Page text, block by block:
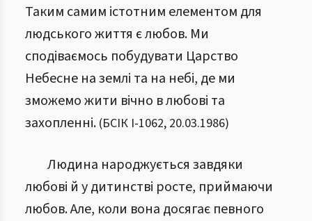
Таким самим істотним елементом для
людського життя є любов. Ми
сподіваємось побудувати Царство
Небесне на землі та на небі, де ми
зможемо жити вічно в любові та
захопленні. (БСІК І-1062, 20.03.1986)
Людина народжується завдяки
любові й у дитинстві росте, приймаючи
любов. Але, коли вона досягає певного